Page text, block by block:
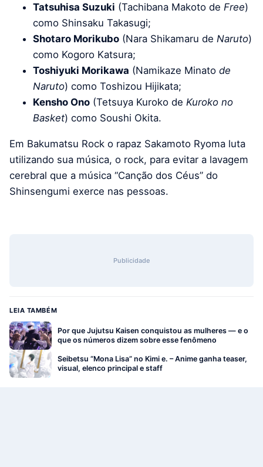
Tatsuhisa Suzuki (Tachibana Makoto de Free)
como Shinsaku Takasugi;
Shotaro Morikubo (Nara Shikamaru de Naruto)
como Kogoro Katsura;
Toshiyuki Morikawa (Namikaze Minato de
Naruto) como Toshizou Hijikata;
Kensho Ono (Tetsuya Kuroko de Kuroko no
Basket) como Soushi Okita.
Em Bakumatsu Rock o rapaz Sakamoto Ryoma luta
utilizando sua música, o rock, para evitar a lavagem
cerebral que a música “Canção dos Céus” do
Shinsengumi exerce nas pessoas.
Publicidade
LEIA TAMBÉM
Por que Jujutsu Kaisen conquistou as mulheres — e o
que os números dizem sobre esse fenômeno
Seibetsu “Mona Lisa” no Kimi e. – Anime ganha teaser,
visual, elenco principal e staff